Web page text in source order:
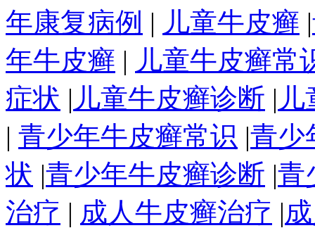
年康复病例 | 儿童牛皮癣 |
年牛皮癣 | 儿童牛皮癣常
症状 | 儿童牛皮癣诊断 |
| 青少年牛皮癣常识 |青少
状 |青少年牛皮癣诊断 |青
治疗 | 成人牛皮癣治疗 |